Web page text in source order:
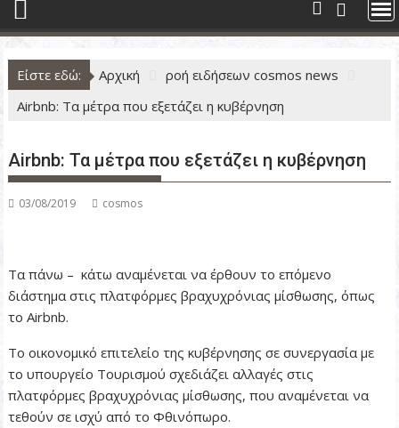
ο
Είστε εδώ: Αρχική
ροή ειδήσεων cosmos news
Airbnb: Τα μέτρα που εξετάζει η κυβέρνηση
Airbnb: Τα μέτρα που εξετάζει η κυβέρνηση
03/08/2019 cosmos
Τα πάνω – κάτω αναμένεται να έρθουν το επόμενο
διάστημα στις πλατφόρμες βραχυχρόνιας μίσθωσης, όπως
το Airbnb.
Το οικονομικό επιτελείο της κυβέρνησης σε συνεργασία με
το υπουργείο Τουρισμού σχεδιάζει αλλαγές στις
πλατφόρμες βραχυχρόνιας μίσθωσης, που αναμένεται να
τεθούν σε ισχύ από το Φθινόπωρο.